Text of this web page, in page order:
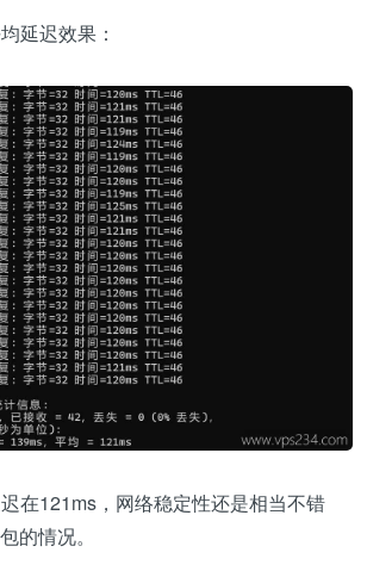
延迟效果：
在121ms，网络稳定性还是相当不错
的情况。